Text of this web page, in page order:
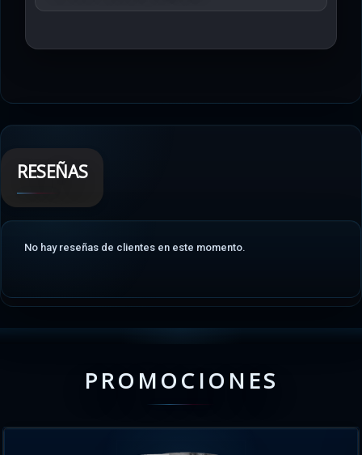
RESEÑAS
No hay reseñas de clientes en este momento.
PROMOCIONES